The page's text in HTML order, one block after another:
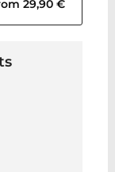
29,90 €